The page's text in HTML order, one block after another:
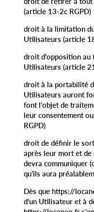
(article 13-2c RGPD)
droit à la limitation
Utilisateurs (article
droit d’opposition au
Utilisateurs (article
droit à la portabilité
Utilisateurs auront
font l’objet de
leur consentement
RGPD)
droit de définir le
après leur mort et
devra communiquer
qu’ils aura
Dès que https://
d’un Utilisateur et à